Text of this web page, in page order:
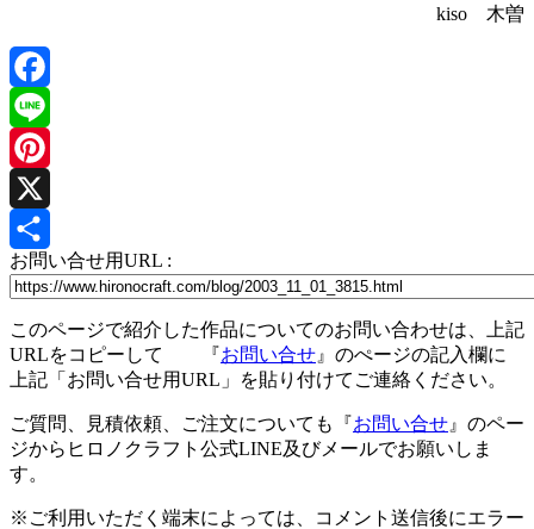
kiso 木曽
Facebook
Line
Pinterest
X
共
お問い合せ用URL :
このページで紹介した作品についてのお問い合わせは、上記
URLをコピーして 『お問い合せ 』のぺージの記入欄に
上記「お問い合せ用URL」を貼り付けてご連絡ください。
ご質問、見積依頼、ご注文についても『お問い合せ 』のペー
ジからヒロノクラフト公式LINE及びメールでお願いしま
す。
※ご利用いただく端末によっては、コメント送信後にエラー